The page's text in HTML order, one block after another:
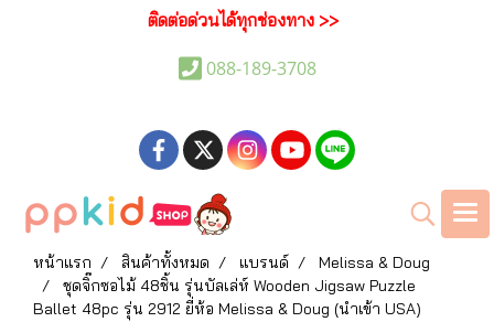
ติดต่อด่วนได้ทุกช่องทาง >>
088-189-3708
หน้าแรก สินค้าทั้งหมด แบรนด์
Melissa & Doug
ชุดจิ๊กซอไม้ 48ชิ้น รุ่นบัลเล่ห์ Wooden Jigsaw Puzzle
Ballet 48pc รุ่น 2912 ยี่ห้อ Melissa & Doug (นำเข้า USA)